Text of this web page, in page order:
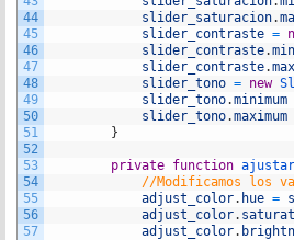
44
45
46
47
48
49
50
51
52
53
54
55
56
57
slider_saturacion.
slider_contraste =
slider_contraste.
slider_contraste.
slider_tono = new
slider_tono.minimum
slider_tono.maximum
}
private function
//Modificamos los
adjust_color. hue =
adjust_color.
adjust_color.